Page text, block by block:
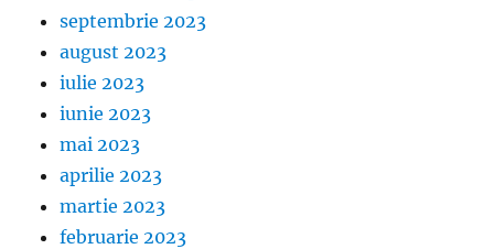
septembrie 2023
august 2023
iulie 2023
iunie 2023
mai 2023
aprilie 2023
martie 2023
februarie 2023